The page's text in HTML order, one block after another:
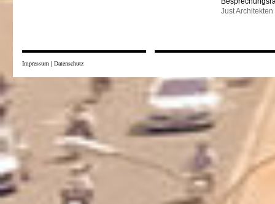
Just Architekten
Impressum | Datenschutz